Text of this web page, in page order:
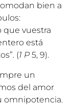
bien a
que vuestra
está
(1 P5, 9).
un
del amor
omnipotencia.